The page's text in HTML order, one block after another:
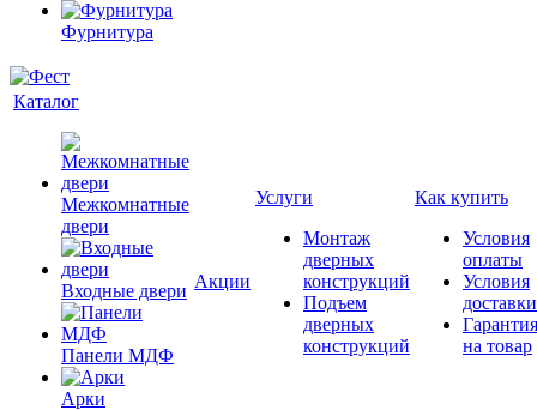
Фурнитура
Каталог
Межкомнатные
двери
Входные двери
Панели МДФ
Арки
Акции
Услуги
Монтаж
дверных
конструкций
Подъем
дверных
конструкций
Как купить
Условия
оплаты
Условия
доставки
Гарантия
на товар